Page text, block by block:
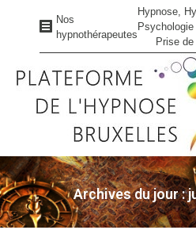
Nos
hypnothérapeutes
Hypnose,
Prise
Archives du jour :